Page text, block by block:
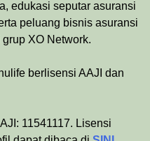
edukasi seputar asuransi
peluang bisnis asuransi
XO Network.
berlisensi AAJI dan
11541117. Lisensi